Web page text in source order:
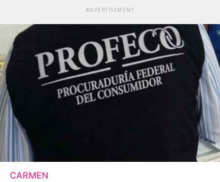
ADVERTISEMENT
CARMEN